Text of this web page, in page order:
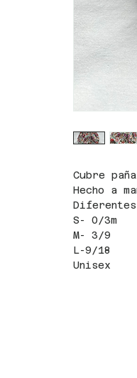
Cubre
Hecho a
S- 0/3m
M- 3/9
L-9/18
Unisex